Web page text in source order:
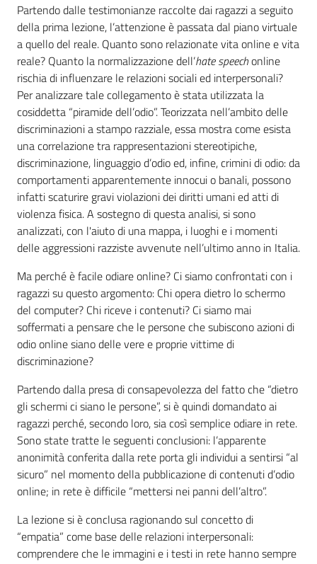
Partendo dalle testimonianze raccolte dai ragazzi a seguito
della prima lezione, l’attenzione è passata dal piano virtuale
a quello del reale. Quanto sono relazionate vita online e vita
reale? Quanto la normalizzazione dell’hate speechonline
rischia di influenzare le relazioni sociali ed interpersonali?
Per analizzare tale collegamento è stata utilizzata la
cosiddetta “piramide dell’odio”. Teorizzata nell’ambito delle
discriminazioni a stampo razziale, essa mostra come esista
una correlazione tra rappresentazioni stereotipiche,
discriminazione, linguaggio d’odio ed, infine, crimini di odio: da
comportamenti apparentemente innocui o banali, possono
infatti scaturire gravi violazioni dei diritti umani ed atti di
violenza fisica. A sostegno di questa analisi, si sono
analizzati, con l'aiuto di una mappa, i luoghi e i momenti
delle aggressioni razziste avvenute nell’ultimo anno in Italia.
Ma perché è facile odiare online? Ci siamo confrontati con i
ragazzi su questo argomento: Chi opera dietro lo schermo
del computer? Chi riceve i contenuti? Ci siamo mai
soffermati a pensare che le persone che subiscono azioni di
odio online siano delle vere e proprie vittime di
discriminazione?
Partendo dalla presa di consapevolezza del fatto che “dietro
gli schermi ci siano le persone”, si è quindi domandato ai
ragazzi perché, secondo loro, sia così semplice odiare in rete.
Sono state tratte le seguenti conclusioni: l’apparente
anonimità conferita dalla rete porta gli individui a sentirsi “al
sicuro” nel momento della pubblicazione di contenuti d’odio
online; in rete è difficile “mettersi nei panni dell’altro”.
La lezione si è conclusa ragionando sul concetto di
“empatia” come base delle relazioni interpersonali:
comprendere che le immagini e i testi in rete hanno sempre